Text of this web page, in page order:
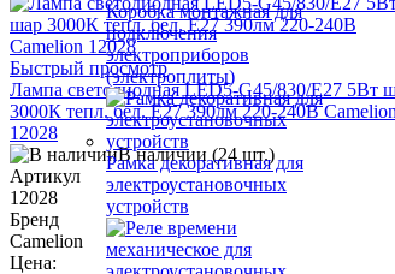
Коробка монтажная для
подключения
электроприборов
(электроплиты)
Рамка декоративная для
электроустановочных
устройств
Быстрый просмотр
Лампа светодиодная LED5-G45/830/E27 5Вт
3000К тепл. бел. E27 390лм 220-240В Camelion
12028
В наличии (24 шт.)
Артикул
12028
Бренд
Camelion
Цена: